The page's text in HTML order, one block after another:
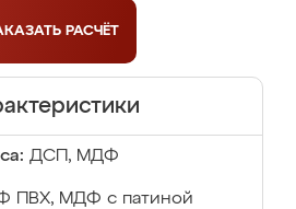
РАСЧЁТ
ДСП, МДФ
ПВХ, МДФ с патиной